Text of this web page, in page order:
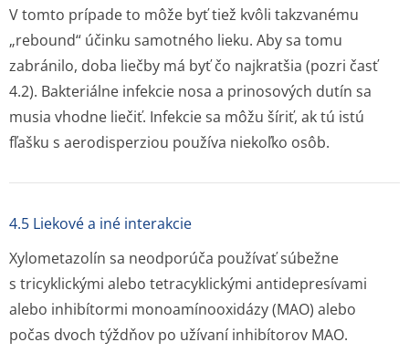
V tomto prípade to môže byť tiež kvôli takzvanému
„rebound“ účinku samotného lieku. Aby sa tomu
zabránilo, doba liečby má byť čo najkratšia (pozri časť
4.2). Bakteriálne infekcie nosa a prinosových dutín sa
musia vhodne liečiť. Infekcie sa môžu šíriť, ak tú istú
fľašku s aerodisperziou používa niekoľko osôb.
4.5 Liekové a iné interakcie
Xylometazolín sa neodporúča používať súbežne
s tricyklickými alebo tetracyklickými antidepresívami
alebo inhibítormi monoamínooxidázy (MAO) alebo
počas dvoch týždňov po užívaní inhibítorov MAO.